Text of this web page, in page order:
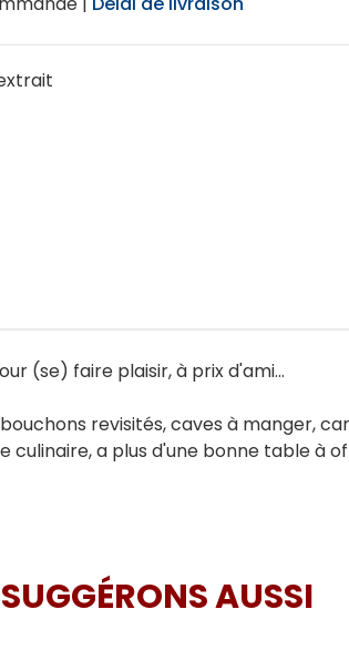
(se) faire plaisir, à prix d'ami...
revisités, caves à manger,
culinaire, a plus d'une bonne table à
AUSSI